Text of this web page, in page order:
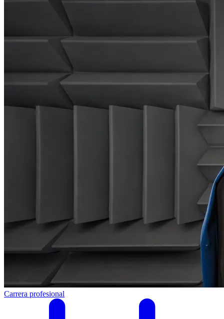
Carrera profesional